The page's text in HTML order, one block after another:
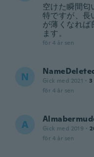
空けた瞬間匂
特ですが、長
が薄くなれば
ます。
för 4 år sen
N Gick med 2021 · 3
för 4 år sen
A Gick med 2019 ·
för 4 år sen